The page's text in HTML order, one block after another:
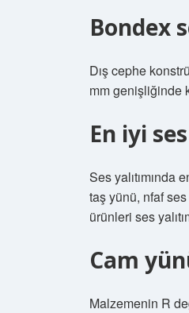
Bondex
Dış cephe
mm genişliğinde
En iyi
Ses yalıtımında
taş yünü, nfaf ses
ürünleri ses
Cam
Malzemenin R